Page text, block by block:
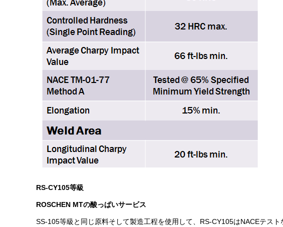
RS-CY105等級
ROSCHEN MTの酸っぱいサービス
SS-105等級と同じ原料そして製造工程を使用して、RS-CY105はNACEテス